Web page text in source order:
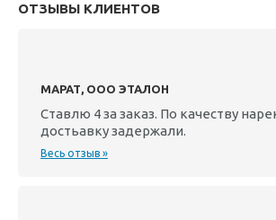
ОТЗЫВЫ КЛИЕНТОВ
МАРАТ, ООО ЭТАЛОН
Ставлю 4 за заказ. По качеству
достьавку задержали.
Весь отзыв »